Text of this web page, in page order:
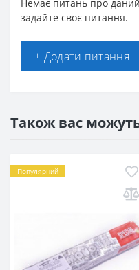
Немає питань про
задайте своє питання.
+ Додати питання
Також вас
Популярний